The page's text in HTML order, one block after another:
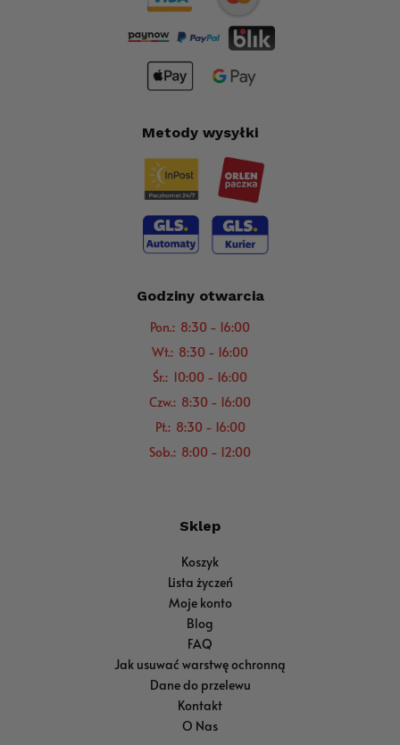
Metody wysyłki
Godziny otwarcia
Pon.: 8:30 - 16:00
Wt.: 8:30 - 16:00
Śr.: 10:00 - 16:00
Czw.: 8:30 - 16:00
Pt.: 8:30 - 16:00
Sob.: 8:00 - 12:00
Sklep
Koszyk
Lista życzeń
Moje konto
Blog
FAQ
Jak usuwać warstwę ochronną
Dane do przelewu
Kontakt
O Nas